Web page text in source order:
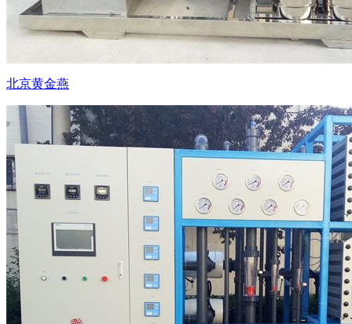
北京黄金燕